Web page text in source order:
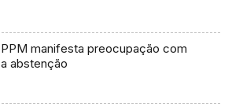
PPM manifesta preocupação com
a abstenção